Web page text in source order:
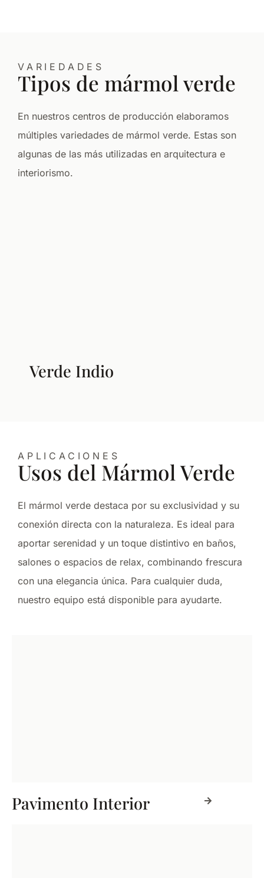
VARIEDADES
Tipos de mármol verde
En nuestros centros de producción elaboramos
múltiples variedades de mármol verde. Estas son
algunas de las más utilizadas en arquitectura e
interiorismo.
Verde Indio
APLICACIONES
Usos del Mármol Verde
El mármol verde destaca por su exclusividad y su
conexión directa con la naturaleza. Es ideal para
aportar serenidad y un toque distintivo en baños,
salones o espacios de relax, combinando frescura
con una elegancia única. Para cualquier duda,
nuestro equipo está disponible para ayudarte.
Pavimento Interior